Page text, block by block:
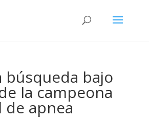
búsqueda bajo
la campeona
apnea